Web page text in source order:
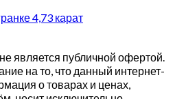
4,73 карат
является публичной офертой.
на то, что данный интернет-
о товарах и ценах,